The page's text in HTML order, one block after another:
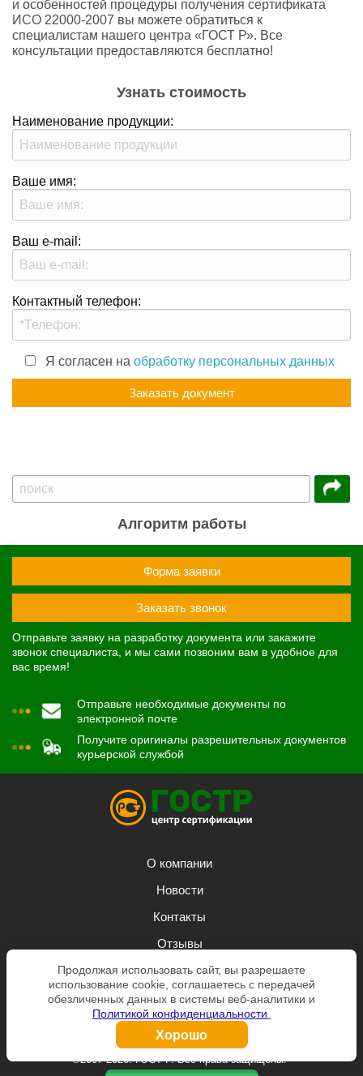
и особенностей процедуры получения сертификата
ИСО 22000-2007 вы можете обратиться к
специалистам нашего центра «ГОСТ Р». Все
консультации предоставляются бесплатно!
Узнать стоимость
Наименование продукции:
Ваше имя:
Ваш e-mail:
Контактный телефон:
Я согласен на обработку персональных данных
Алгоритм работы
Форма заявки
Заказать звонок
Отправьте заявку на разработку документа или закажите
звонок специалиста, и мы сами позвоним вам в удобное для
вас время!
Отправьте необходимые документы по
электронной почте
Получите оригиналы разрешительных документов
курьерской службой
О компании
Новости
Контакты
Отзывы
Задать вопрос
Заказать звонок
Согласие на обработку персональных данных
©2007-2026. ГОСТ Р. Все права защищены.
Продолжая использовать сайт, вы разрешаете
использование cookie, соглашаетесь с передачей
обезличенных данных в системы веб-аналитики и
Политикой конфиденциальности
Хорошо